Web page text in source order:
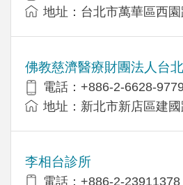
地址：台北市萬華區西
佛教慈濟醫療財團法人台
電話：+886-2-6628-
地址：新北市新店區建
李相台診所
電話：+886-2-23911378